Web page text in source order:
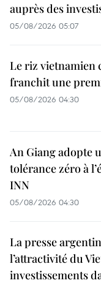
auprès des
05/08/2026 05:07
Le riz vietnamien
franchit une
05/08/2026 04:30
An Giang adopte
tolérance zéro à
INN
05/08/2026 04:30
La presse
l’attractivité du
investissements